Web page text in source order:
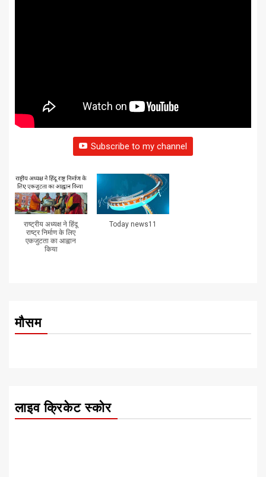
Subscribe to my channel
राष्ट्रीय अध्यक्ष ने हिंदू
राष्ट्र निर्माण के लिए
एकजुटता का आह्वान
किया
Today news11
मौसम
लाइव क्रिकेट स्कोर